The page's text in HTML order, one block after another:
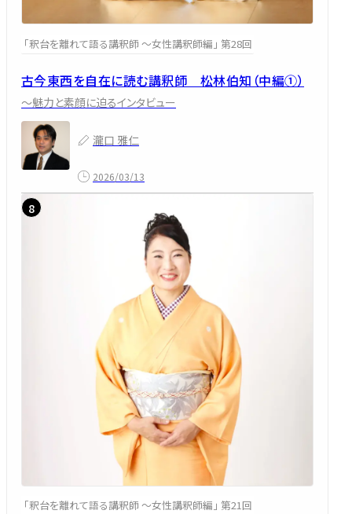
「釈台を離れて語る講釈師 ～女性講釈師編」 第28回
古今東西を自在に読む講釈師 松林伯知（中編①）
～魅力と素顔に迫るインタビュー
瀧口 雅仁
2026/03/13
「釈台を離れて語る講釈師 ～女性講釈師編」 第21回